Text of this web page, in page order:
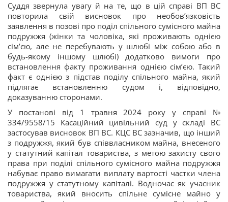
Суддя звернула увагу й на те, що в цій справі ВП ВС
повторила свій висновок про необов’язковість
заявлення в позові про поділ спільного сумісного майна
подружжя (жінки та чоловіка, які проживають однією
сім’єю, але не перебувають у шлюбі між собою або в
будь-якому іншому шлюбі) додатково вимоги про
встановлення факту проживання однією сім’єю. Такий
факт є однією з підстав поділу спільного майна, який
підлягає встановленню судом і, відповідно,
доказуванню сторонами.
У постанові від 1 травня 2024 року у справі №
334/9558/15 Касаційний цивільний суд у складі ВС
застосував висновок ВП ВС. КЦС ВС зазначив, що інший
з подружжя, який був співвласником майна, внесеного
у статутний капітал товариства, з метою захисту свого
права при поділі спільного сумісного майна подружжя
набуває право вимагати виплату вартості частки члена
подружжя у статутному капіталі. Водночас як учасник
товариства, який вносить спільне сумісне майно у